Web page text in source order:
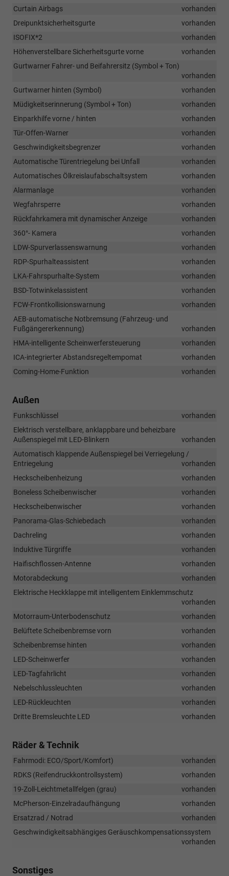
Curtain Airbags
vorhanden
Dreipunktsicherheitsgurte
vorhanden
ISOFIX*2
vorhanden
Höhenverstellbare Sicherheitsgurte vorne
vorhanden
Gurtwarner Fahrer- und Beifahrersitz (Symbol + Ton)
vorhanden
Gurtwarner hinten (Symbol)
vorhanden
Müdigkeitserinnerung (Symbol + Ton)
vorhanden
Einparkhilfe vorne / hinten
vorhanden
Tür-Offen-Warner
vorhanden
Geschwindigkeitsbegrenzer
vorhanden
Automatische Türentriegelung bei Unfall
vorhanden
Automatisches Ölkreislaufabschaltsystem
vorhanden
Alarmanlage
vorhanden
Wegfahrsperre
vorhanden
Rückfahrkamera mit dynamischer Anzeige
vorhanden
360°- Kamera
vorhanden
LDW-Spurverlassenswarnung
vorhanden
RDP-Spurhalteassistent
vorhanden
LKA-Fahrspurhalte-System
vorhanden
BSD-Totwinkelassistent
vorhanden
FCW-Frontkollisionswarnung
vorhanden
AEB-automatische Notbremsung (Fahrzeug- und
Fußgängererkennung)
vorhanden
HMA-intelligente Scheinwerfersteuerung
vorhanden
ICA-integrierter Abstandsregeltempomat
vorhanden
Coming-Home-Funktion
vorhanden
Außen
Funkschlüssel
vorhanden
Elektrisch verstellbare, anklappbare und beheizbare
Außenspiegel mit LED-Blinkern
vorhanden
Automatisch klappende Außenspiegel bei Verriegelung /
Entriegelung
vorhanden
Heckscheibenheizung
vorhanden
Boneless Scheibenwischer
vorhanden
Heckscheibenwischer
vorhanden
Panorama-Glas-Schiebedach
vorhanden
Dachreling
vorhanden
Induktive Türgriffe
vorhanden
Haifischflossen-Antenne
vorhanden
Motorabdeckung
vorhanden
Elektrische Heckklappe mit intelligentem Einklemmschutz
vorhanden
Motorraum-Unterbodenschutz
vorhanden
Belüftete Scheibenbremse vorn
vorhanden
Scheibenbremse hinten
vorhanden
LED-Scheinwerfer
vorhanden
LED-Tagfahrlicht
vorhanden
Nebelschlussleuchten
vorhanden
LED-Rückleuchten
vorhanden
Dritte Bremsleuchte LED
vorhanden
Räder & Technik
Fahrmodi: ECO/Sport/Komfort)
vorhanden
RDKS (Reifendruckkontrollsystem)
vorhanden
19-Zoll-Leichtmetallfelgen (grau)
vorhanden
McPherson-Einzelradaufhängung
vorhanden
Ersatzrad / Notrad
vorhanden
Geschwindigkeitsabhängiges Geräuschkompensationssystem
vorhanden
Sonstiges